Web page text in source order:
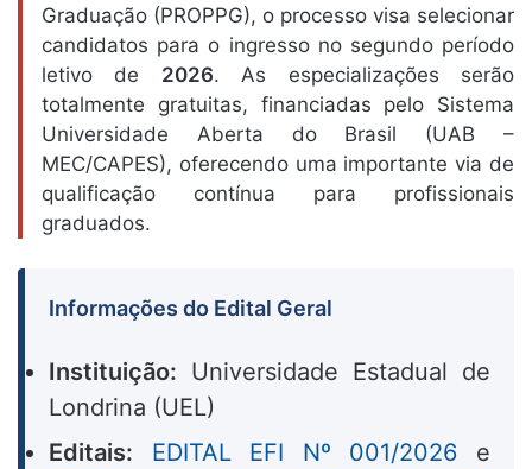
Graduação (PROPPG), o processo visa selecionar
candidatos para o ingresso no segundo período
letivo de 2026. As especializações serão
totalmente gratuitas, financiadas pelo Sistema
Universidade Aberta do Brasil (UAB –
MEC/CAPES), oferecendo uma importante via de
qualificação contínua para profissionais
graduados.
Informações do Edital Geral
Instituição: Universidade Estadual de
Londrina (UEL)
Editais:
EDITAL EFI Nº 001/2026 e